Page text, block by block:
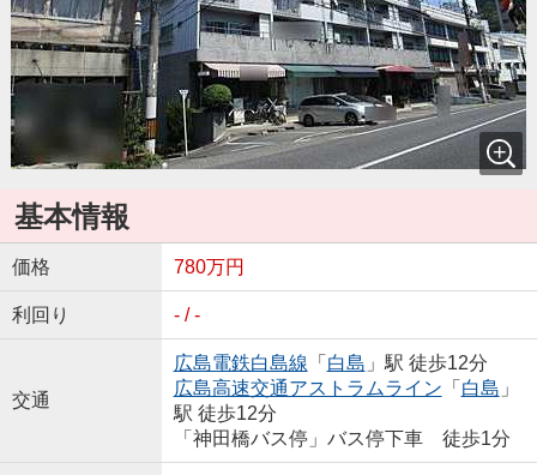
基本情報
価格 780万円
利回り - / -
交通
広島電鉄白島線 「 白島 」駅 徒歩12分
広島高速交通アストラムライン 「 白島 」
駅 徒歩12分
「神田橋バス停」バス停下車 徒歩1分